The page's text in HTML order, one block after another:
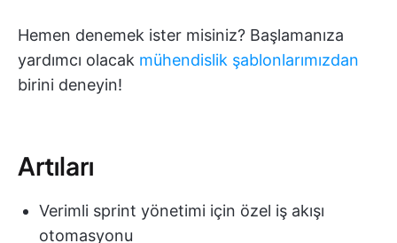
Hemen denemek ister misiniz? Başlamanıza
yardımcı olacak mühendislik şablonlarımızdan
birini deneyin!
Artıları
Verimli sprint yönetimi için özel iş akışı
otomasyonu